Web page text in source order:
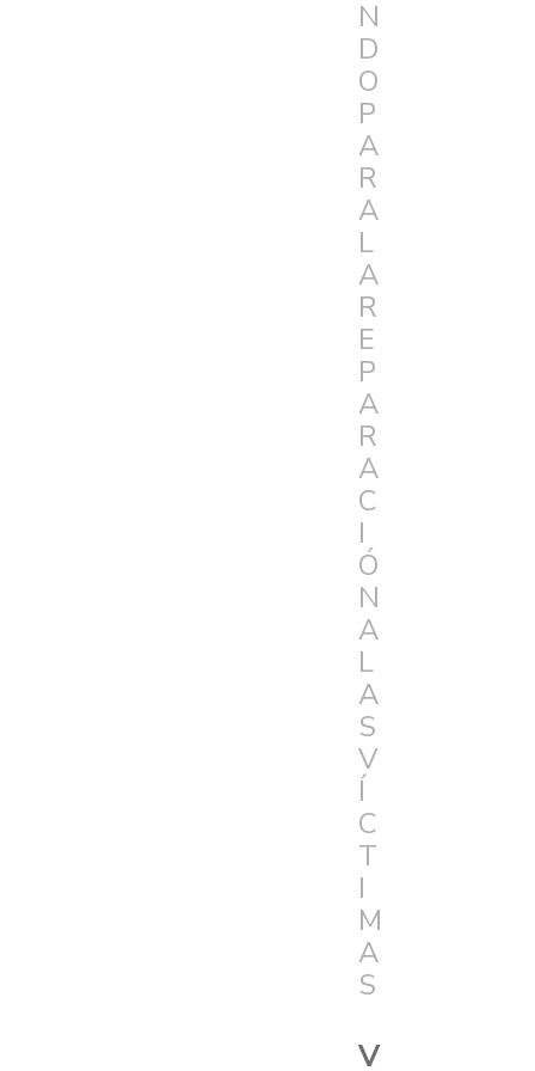
N
D
O
P
A
R
A
L
A
R
E
P
A
R
A
C
I
Ó
N
A
L
A
S
V
Í
C
T
I
M
A
S
V